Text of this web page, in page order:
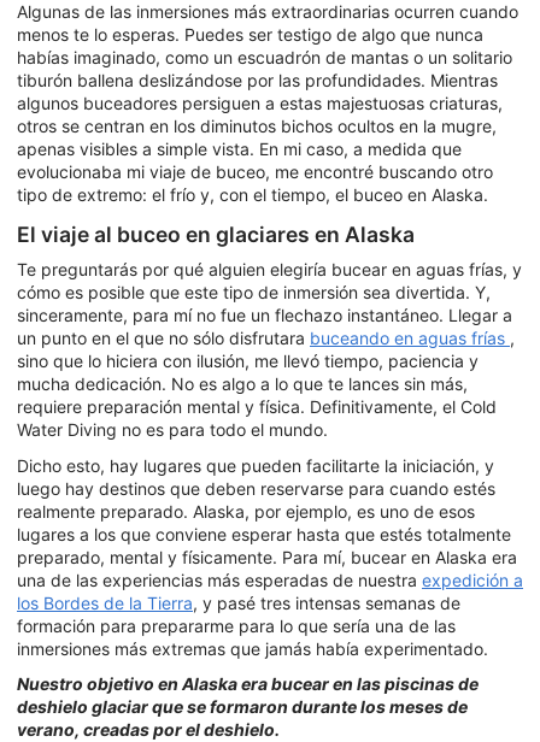
Algunas de las inmersiones más extraordinarias ocurren cuando
menos te lo esperas. Puedes ser testigo de algo que nunca
habías imaginado, como un escuadrón de mantas o un solitario
tiburón ballena deslizándose por las profundidades. Mientras
algunos buceadores persiguen a estas majestuosas criaturas,
otros se centran en los diminutos bichos ocultos en la mugre,
apenas visibles a simple vista. En mi caso, a medida que
evolucionaba mi viaje de buceo, me encontré buscando otro
tipo de extremo: el frío y, con el tiempo, el buceo en Alaska.
El viaje al buceo en glaciares en Alaska
Te preguntarás por qué alguien elegiría bucear en aguas frías, y
cómo es posible que este tipo de inmersión sea divertida. Y,
sinceramente, para mí no fue un flechazo instantáneo. Llegar a
un punto en el que no sólo disfrutara buceando en aguas frías ,
sino que lo hiciera con ilusión, me llevó tiempo, paciencia y
mucha dedicación. No es algo a lo que te lances sin más,
requiere preparación mental y física. Definitivamente, el Cold
Water Diving no es para todo el mundo.
Dicho esto, hay lugares que pueden facilitarte la iniciación, y
luego hay destinos que deben reservarse para cuando estés
realmente preparado. Alaska, por ejemplo, es uno de esos
lugares a los que conviene esperar hasta que estés totalmente
preparado, mental y físicamente. Para mí, bucear en Alaska era
una de las experiencias más esperadas de nuestra expedición a
los Bordes de la Tierra, y pasé tres intensas semanas de
formación para prepararme para lo que sería una de las
inmersiones más extremas que jamás había experimentado.
Nuestro objetivo en Alaska era bucear en las piscinas de
deshielo glaciar que se formaron durante los meses de
verano, creadas por el deshielo.